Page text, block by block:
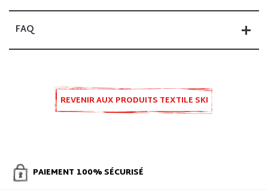
FAQ
REVENIR AUX PRODUITS TEXTILE SKI
PAIEMENT 100% SÉCURISÉ